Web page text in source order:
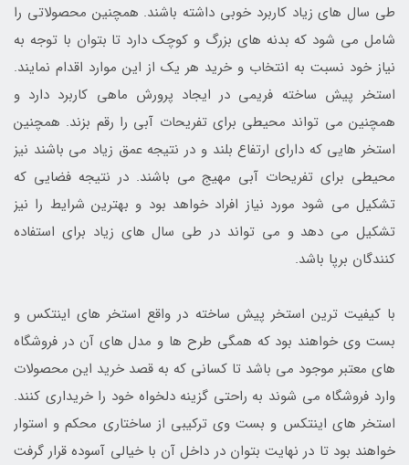
طی سال های زیاد کاربرد خوبی داشته باشند. همچنین محصولاتی را
شامل می شود که بدنه های بزرگ و کوچک دارد تا بتوان با توجه به
نیاز خود نسبت به انتخاب و خرید هر یک از این موارد اقدام نمایند.
استخر پیش ساخته فریمی در ایجاد پرورش ماهی کاربرد دارد و
همچنین می تواند محیطی برای تفریحات آبی را رقم بزند. همچنین
استخر هایی که دارای ارتفاع بلند و در نتیجه عمق زیاد می باشند نیز
محیطی برای تفریحات آبی مهیج می باشند. در نتیجه فضایی که
تشکیل می شود مورد نیاز افراد خواهد بود و بهترین شرایط را نیز
تشکیل می دهد و می تواند در طی سال های زیاد برای استفاده
کنندگان برپا باشد.
با کیفیت ترین استخر پیش ساخته در واقع استخر های اینتکس و
بست وی خواهند بود که همگی طرح ها و مدل های آن در فروشگاه
های معتبر موجود می باشد تا کسانی که به قصد خرید این محصولات
وارد فروشگاه می شوند به راحتی گزینه دلخواه خود را خریداری کنند.
استخر های اینتکس و بست وی ترکیبی از ساختاری محکم و استوار
خواهند بود تا در نهایت بتوان در داخل آن با خیالی آسوده قرار گرفت